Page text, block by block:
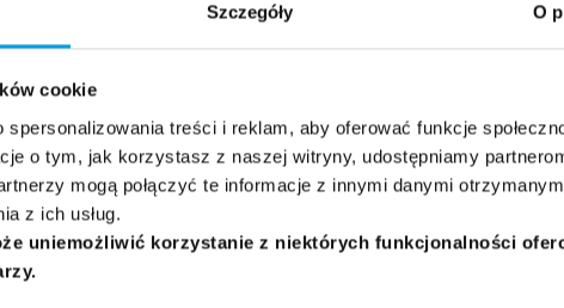
Szczegóły O
cookie
treści i reklam, aby oferować funkcje
o tym, jak korzystasz z naszej witryny, udostępniamy
mogą połączyć te informacje z innymi danymi
z ich usług.
uniemożliwić korzystanie z niektórych funkcjonalności